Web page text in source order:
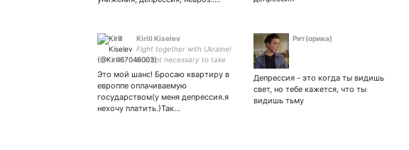
Kirill Kiselev
Fight together with Ukraine!
It is not necessary to take
up arms to stop the
genocide of the people of
Ukraine, Russia and its
accomplices, Belarus and
Armenia.
Это мой шанс! Бросаю квартиру в
европпе оплачиваемую
государством(у меня депрессия.я
нехочу платить.)Так…
Pит(oрика)
Депрессия - это когда ты видишь
свет, но тебе кажется, что ты
видишь тьму